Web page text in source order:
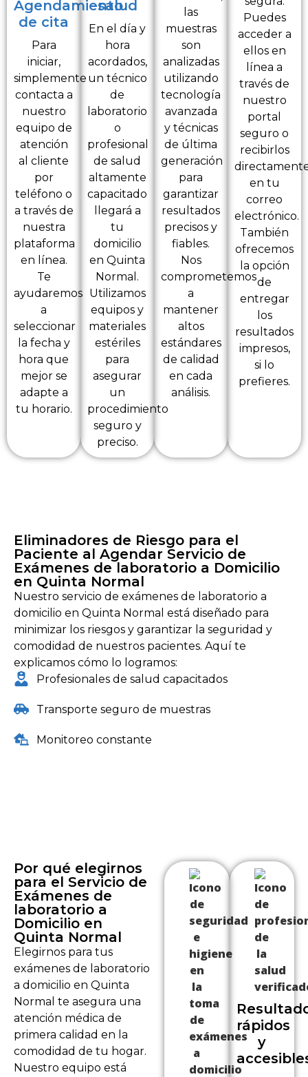
Agendamiento
de cita
Para
iniciar,
simplemente
contacta a
nuestro
equipo de
atención
al cliente
por
teléfono o
a través de
nuestra
plataforma
en línea.
Te
ayudaremos
a
seleccionar
la fecha y
hora que
mejor se
adapte a
tu horario.
salud
En el día y
hora
acordados,
un técnico
de
laboratorio
o
profesional
de salud
altamente
capacitado
llegará a
tu
domicilio
en Quinta
Normal.
Utilizamos
equipos y
materiales
estériles
para
asegurar
un
procedimiento
seguro y
preciso.
las
muestras
son
analizadas
utilizando
tecnología
avanzada
y técnicas
de última
generación
para
garantizar
resultados
precisos y
fiables.
Nos
comprometemos
a
mantener
altos
estándares
de calidad
en cada
análisis.
Puedes
acceder a
ellos en
línea a
través de
nuestro
portal
seguro o
recibirlos
en tu
correo
electrónico.
También
ofrecemos
la opción
de
entregar
los
resultados
impresos,
si lo
prefieres.
Eliminadores de Riesgo para el
Paciente al Agendar Servicio de
Exámenes de laboratorio a Domicilio
en Quinta Normal
Nuestro servicio de exámenes de laboratorio a
domicilio en Quinta Normal está diseñado para
minimizar los riesgos y garantizar la seguridad y
comodidad de nuestros pacientes. Aquí te
explicamos cómo lo logramos:
Profesionales de salud capacitados
Transporte seguro de muestras
Monitoreo constante
Por qué elegirnos
para el Servicio de
Exámenes de
laboratorio a
Domicilio en
Quinta Normal
Elegirnos para tus
exámenes de laboratorio
a domicilio en Quinta
Normal te asegura una
atención médica de
primera calidad en la
comodidad de tu hogar.
Nuestro equipo está
rápidos
y